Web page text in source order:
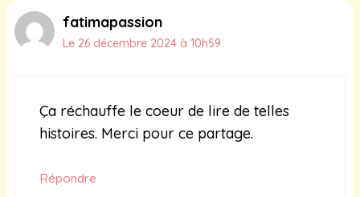
fatimapassion
Le 26 décembre 2024 à 10h59
Ça réchauffe le coeur de lire de telles
histoires. Merci pour ce partage.
Répondre